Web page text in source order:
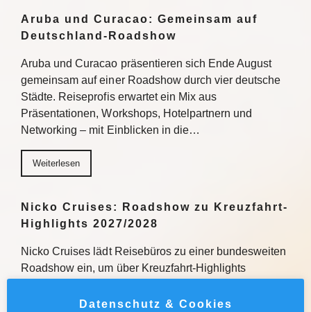
Aruba und Curacao: Gemeinsam auf
Deutschland-Roadshow
Aruba und Curacao präsentieren sich Ende August
gemeinsam auf einer Roadshow durch vier deutsche
Städte. Reiseprofis erwartet ein Mix aus
Präsentationen, Workshops, Hotelpartnern und
Networking – mit Einblicken in die…
Weiterlesen
Nicko Cruises: Roadshow zu Kreuzfahrt-
Highlights 2027/2028
Nicko Cruises lädt Reisebüros zu einer bundesweiten
Roadshow ein, um über Kreuzfahrt-Highlights
Verkaufstipps, direktem Austausch und
Datenschutz & Cookies